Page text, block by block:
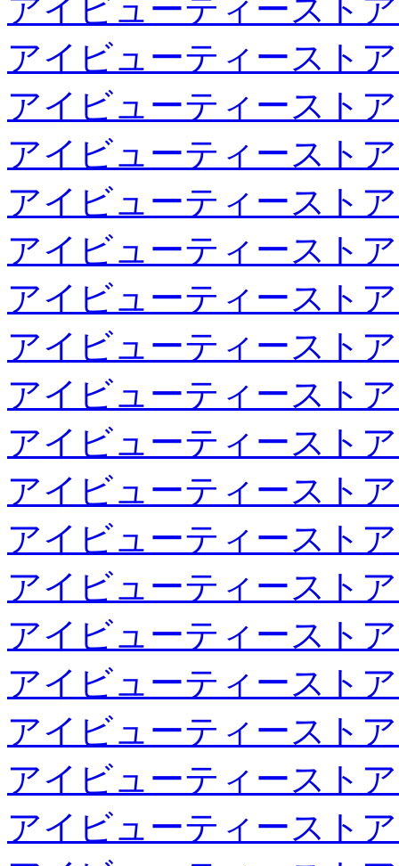
アイビューティースト
アイビューティースト
アイビューティースト
アイビューティースト
アイビューティースト
アイビューティースト
アイビューティースト
アイビューティースト
アイビューティースト
アイビューティースト
アイビューティースト
アイビューティースト
アイビューティースト
アイビューティースト
アイビューティースト
アイビューティースト
アイビューティースト
アイビューティースト